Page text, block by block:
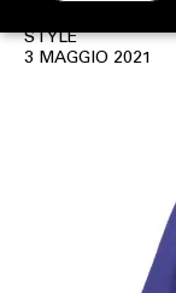
STYLE
3 MAGGIO 2021